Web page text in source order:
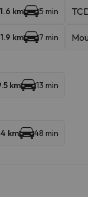
1.6 km 5 min
1.9 km 7 min
km 13 min
km 48 min